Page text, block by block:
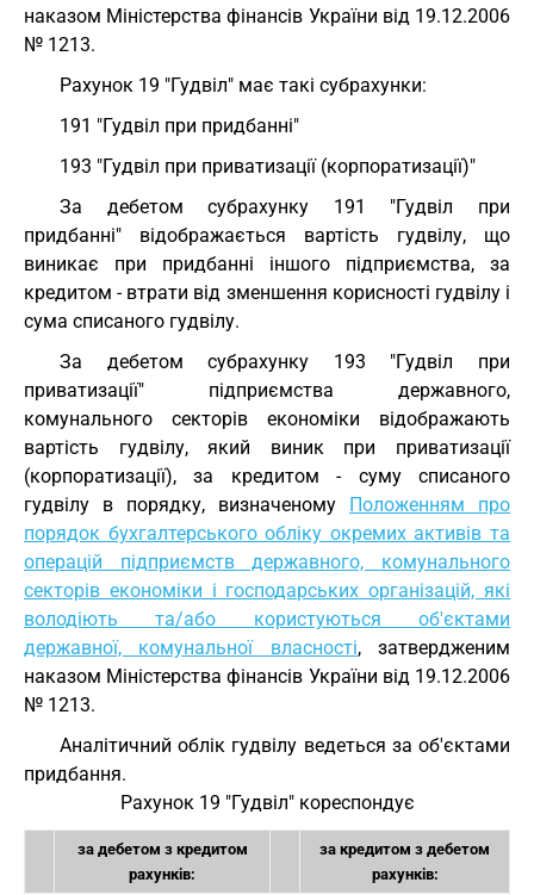
наказом Міністерства фінансів України від 19.12.2006
№ 1213.
Рахунок 19 "Гудвіл" має такі субрахунки:
191 "Гудвіл при придбанні"
193 "Гудвіл при приватизації (корпоратизації)"
За дебетом субрахунку 191 "Гудвіл при
придбанні" відображається вартість гудвілу, що
виникає при придбанні іншого підприємства, за
кредитом - втрати від зменшення корисності гудвілу і
сума списаного гудвілу.
За дебетом субрахунку 193 "Гудвіл при
приватизації" підприємства державного,
комунального секторів економіки відображають
вартість гудвілу, який виник при приватизації
(корпоратизації), за кредитом - суму списаного
гудвілу в порядку, визначеному Положенням про
порядок бухгалтерського обліку окремих активів та
операцій підприємств державного, комунального
секторів економіки і господарських організацій, які
володіють та/або користуються об'єктами
державної, комунальної власності, затвердженим
наказом Міністерства фінансів України від 19.12.2006
№ 1213.
Аналітичний облік гудвілу ведеться за об'єктами
придбання.
Рахунок 19 "Гудвіл" кореспондує
за дебетом з кредитом
рахунків:
за кредитом з дебетом
рахунків: